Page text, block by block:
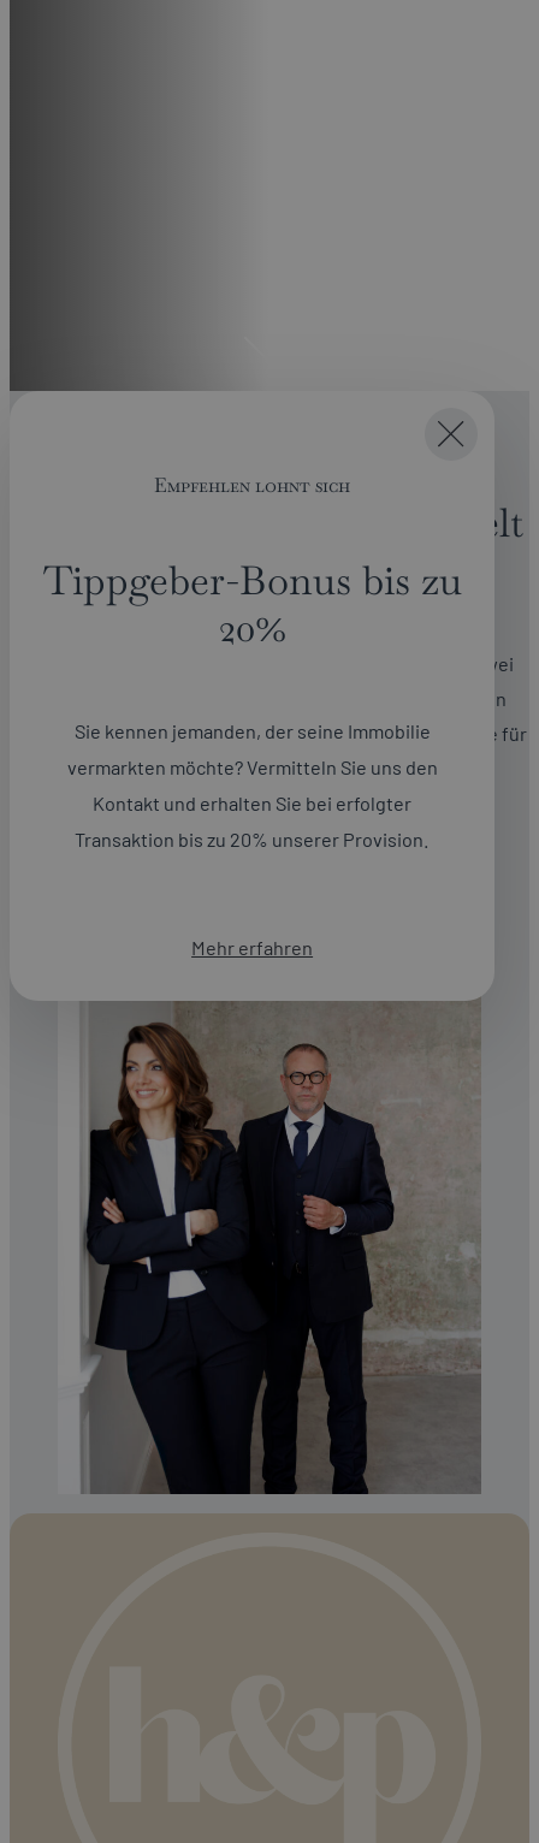
Empfehlen lohnt sich
Tippgeber-Bonus bis zu
20%
Sie kennen jemanden, der seine Immobilie
vermarkten möchte? Vermitteln Sie uns den
Kontakt und erhalten Sie bei erfolgter
Transaktion bis zu 20% unserer Provision.
Mehr erfahren
Willkommen in unserer Welt
der Immobilien.
Wir sind ein führender Immobilienmakler: In unseren zwei
Geschäftsbereichen vereinen wir fundierte Expertise in
Wohn- und Gewerbeimmobilien für Privatpersonen sowie für
Geschäftskunden unter einem Dach – in Wien, ganz
Österreich und über die Grenzen hinaus.